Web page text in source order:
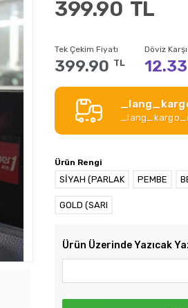
399.90 TL
Tek Çekim Fiyatı
399.90 TL
Döviz
12.33
Ürün Rengi
SİYAH (PARLAK PEMBE
GOLD (SARI
Ürün Üzerinde Yazıcak